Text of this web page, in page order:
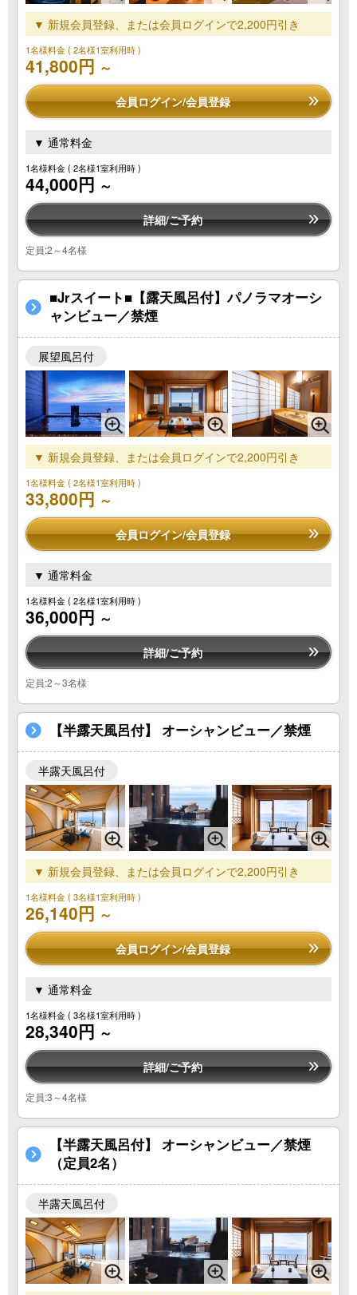
▼ 新規会員登録、または会員ログインで2,200円引き
1名様料金( 2名様1室利用時 )
41,800円 ～
会員ログイン/会員登録
▼ 通常料金
1名様料金( 2名様1室利用時 )
44,000円 ～
詳細/ご予約
定員:2～4名様
■Jrスイート■【露天風呂付】パノラマオーシ
ャンビュー／禁煙
展望風呂付
▼ 新規会員登録、または会員ログインで2,200円引き
1名様料金( 2名様1室利用時 )
33,800円 ～
会員ログイン/会員登録
▼ 通常料金
1名様料金( 2名様1室利用時 )
36,000円 ～
詳細/ご予約
定員:2～3名様
【半露天風呂付】 オーシャンビュー／禁煙
半露天風呂付
▼ 新規会員登録、または会員ログインで2,200円引き
1名様料金( 3名様1室利用時 )
26,140円 ～
会員ログイン/会員登録
▼ 通常料金
1名様料金( 3名様1室利用時 )
28,340円 ～
詳細/ご予約
定員:3～4名様
【半露天風呂付】 オーシャンビュー／禁煙
（定員2名）
半露天風呂付